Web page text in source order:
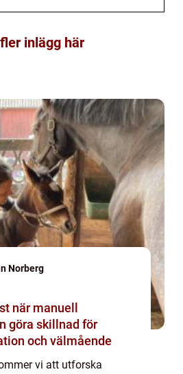
inlägg här
Norberg
göra skillnad för
och välmående
vi att utforska